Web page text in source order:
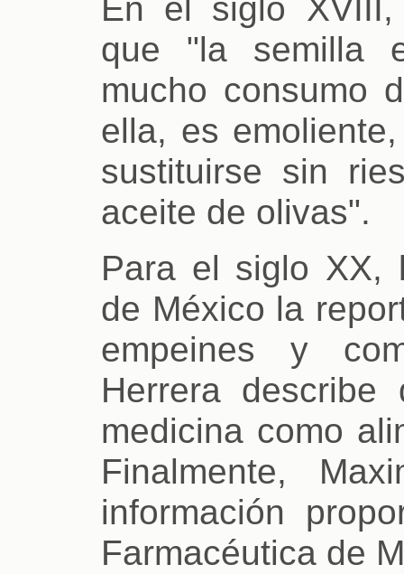
En el siglo XVIII,
que "la semilla
mucho consumo
ella, es
sustituirse sin
aceite de olivas".
Para el siglo XX,
de México la
empeines y
Herrera
medicina como
Finalmente,
información
Farmacéutica de